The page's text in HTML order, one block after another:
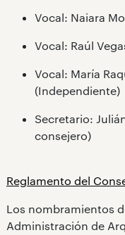
Vocal: Naiara
Vocal: Raúl
Vocal: María
(Independiente)
Secretario:
consejero)
Reglamento del
Los nombramientos
Administración de